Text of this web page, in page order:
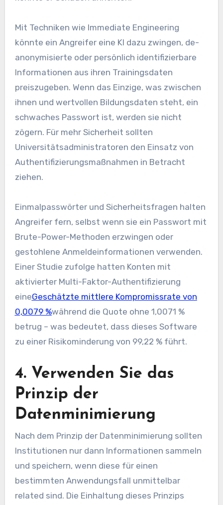
Mit Techniken wie Immediate Engineering
könnte ein Angreifer eine KI dazu zwingen, de-
anonymisierte oder persönlich identifizierbare
Informationen aus ihren Trainingsdaten
preiszugeben. Wenn das Einzige, was zwischen
ihnen und wertvollen Bildungsdaten steht, ein
schwaches Passwort ist, werden sie nicht
zögern. Für mehr Sicherheit sollten
Universitätsadministratoren den Einsatz von
Authentifizierungsmaßnahmen in Betracht
ziehen.
Einmalpasswörter und Sicherheitsfragen halten
Angreifer fern, selbst wenn sie ein Passwort mit
Brute-Power-Methoden erzwingen oder
gestohlene Anmeldeinformationen verwenden.
Einer Studie zufolge hatten Konten mit
aktivierter Multi-Faktor-Authentifizierung
eineGeschätzte mittlere Kompromissrate von
0,0079 %während die Quote ohne 1,0071 %
betrug – was bedeutet, dass dieses Software
zu einer Risikominderung von 99,22 % führt.
4. Verwenden Sie das
Prinzip der
Datenminimierung
Nach dem Prinzip der Datenminimierung sollten
Institutionen nur dann Informationen sammeln
und speichern, wenn diese für einen
bestimmten Anwendungsfall unmittelbar
related sind. Die Einhaltung dieses Prinzips